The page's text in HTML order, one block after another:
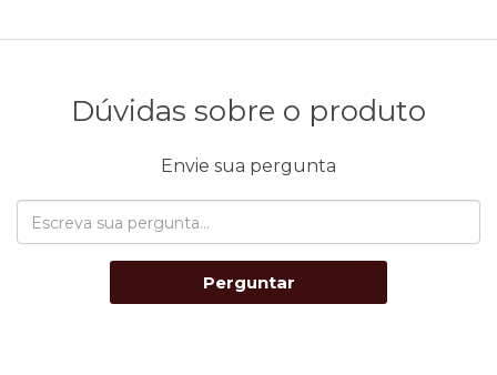
Dúvidas sobre o produto
Envie sua pergunta
Perguntar